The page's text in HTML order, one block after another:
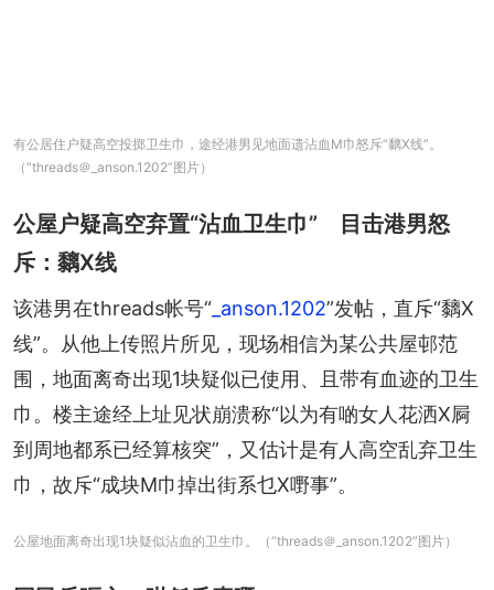
有公居住户疑高空投掷卫生巾，途经港男见地面遗沾血M巾怒斥“黐X线”。
（“threads＠_anson.1202”图片）
公屋户疑高空弃置“沾血卫生巾” 目击港男怒
斥：黐X线
该港男在threads帐号“ _anson.1202”发帖，直斥“黐X
线”。从他上传照片所见，现场相信为某公共屋邨范
围，地面离奇出现1块疑似已使用、且带有血迹的卫生
巾。楼主途经上址见状崩溃称“以为有啲女人花洒X屙
到周地都系已经算核突”，又估计是有人高空乱弃卫生
巾，故斥“成块M巾掉出街系乜X嘢事”。
公屋地面离奇出现1块疑似沾血的卫生巾。（“threads＠_anson.1202”图片）